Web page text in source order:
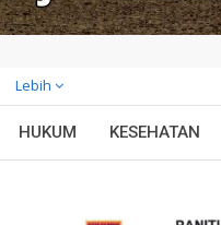
Lebih
HUKUM KESEHATAN